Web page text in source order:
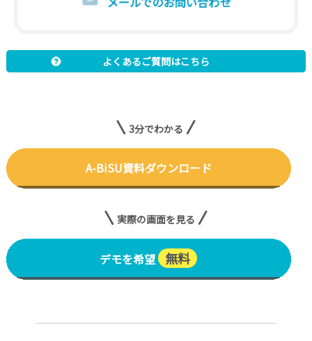
よくあるご質問はこちら
3分でわかる
A-BiSU資料ダウンロード
実際の画面を見る
デモを希望 無料